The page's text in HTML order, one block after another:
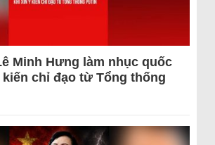
Minh Hưng làm nhục quốc
chỉ đạo từ Tổng thống